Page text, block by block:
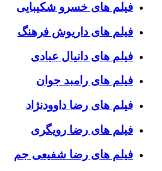
فیلم های خسرو شکیبایی
فیلم های داریوش فرهنگ
فیلم های دانیال عبادی
فیلم های رامبد جوان
فیلم های رضا داوودنژاد
فیلم های رضا رویگری
فیلم های رضا شفیعی جم